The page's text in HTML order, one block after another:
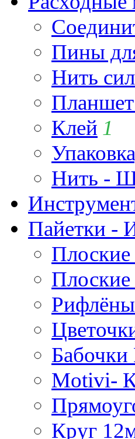
Пины
Нить
Клей 1
Нить -
Пайетки -
Motivi-
Круг